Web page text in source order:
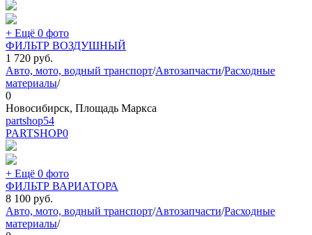
+ Ещё 0 фото
ФИЛЬТР ВОЗДУШНЫЙ
1 720 руб.
Авто, мото, водный транспорт/Автозапчасти/Расходные
материалы/
0
Новосибирск, Площадь Маркса
partshop54
PARTSHOP0
+ Ещё 0 фото
ФИЛЬТР ВАРИАТОРА
8 100 руб.
Авто, мото, водный транспорт/Автозапчасти/Расходные
материалы/